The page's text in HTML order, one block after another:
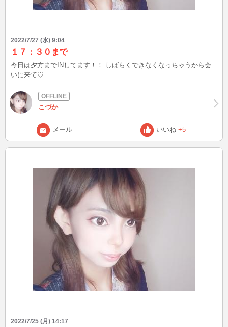
2022/7/27 (水) 9:04
１７：３０まで
今日は夕方までINしてます！！ しばらくできなくなっちゃうから会
いに来て♡
こづか
メール いいね +5
2022/7/25 (月) 14:17